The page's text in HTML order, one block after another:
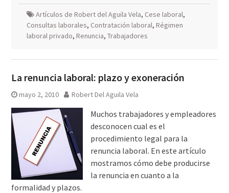
Artículos de Robert del Aguila Vela, Cese laboral,
Consultas laborales, Contratación laboral, Régimen
laboral privado, Renuncia, Trabajadores
La renuncia laboral: plazo y exoneración
mayo 2, 2010 Robert Del Aguila Vela
Muchos trabajadores y empleadores
desconocen cual es el
procedimiento legal para la
renuncia laboral. En este artículo
mostramos cómo debe producirse
la renuncia en cuanto a la
formalidad y plazos.